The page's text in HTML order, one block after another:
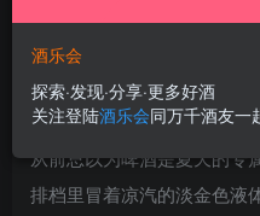
从前总以为啤酒是夏天的专
排档里冒着凉汽的淡金色液
酒乐会
探索·发现·分享·更多好酒
关注登陆酒乐会同万千酒友一